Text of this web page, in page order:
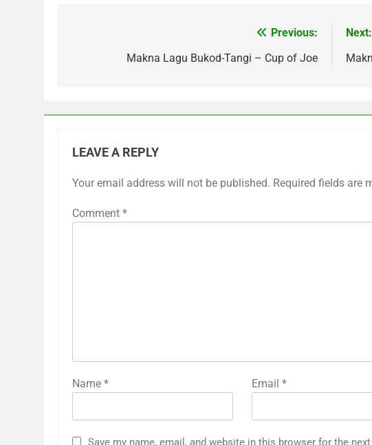
navigation
Previous:
Makna Lagu Bukod-Tangi – Cup of Joe
Next:
LEAVE A REPLY
Your email address will not be published. Required fields are
Comment *
Name * Email *
Save my name, email, and website in this browser for the